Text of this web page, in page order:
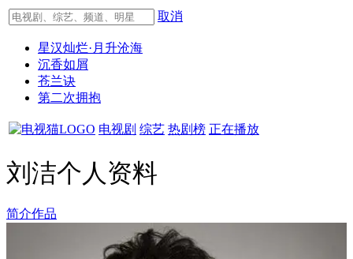
取消
星汉灿烂·月升沧海
沉香如屑
苍兰诀
第二次拥抱
电视剧 综艺 热剧榜 正在播放
刘洁个人资料
简介作品